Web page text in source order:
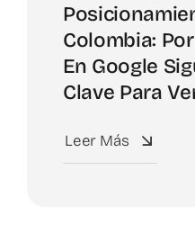
Colombia:
En Google
Clave Para
Leer Más